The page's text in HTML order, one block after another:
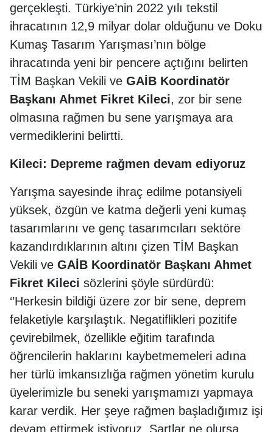
gerçekleşti. Türkiye’nin 2022 yılı tekstil
ihracatının 12,9 milyar dolar olduğunu ve Doku
Kumaş Tasarım Yarışması’nın bölge
ihracatında yeni bir pencere açtığını belirten
TİM Başkan Vekili ve GAİB Koordinatör
Başkanı Ahmet Fikret Kileci, zor bir sene
olmasına rağmen bu sene yarışmaya ara
vermediklerini belirtti.
Kileci: Depreme rağmen devam ediyoruz
Yarışma sayesinde ihraç edilme potansiyeli
yüksek, özgün ve katma değerli yeni kumaş
tasarımlarını ve genç tasarımcıları sektöre
kazandırdıklarının altını çizen TİM Başkan
Vekili ve GAİB Koordinatör Başkanı Ahmet
Fikret Kileci sözlerini şöyle sürdürdü:
‘’Herkesin bildiği üzere zor bir sene, deprem
felaketiyle karşılaştık. Negatiflikleri pozitife
çevirebilmek, özellikle eğitim tarafında
öğrencilerin haklarını kaybetmemeleri adına
her türlü imkansızlığa rağmen yönetim kurulu
üyelerimizle bu seneki yarışmamızı yapmaya
karar verdik. Her şeye rağmen başladığımız işi
devam ettirmek istiyoruz. Şartlar ne olursa